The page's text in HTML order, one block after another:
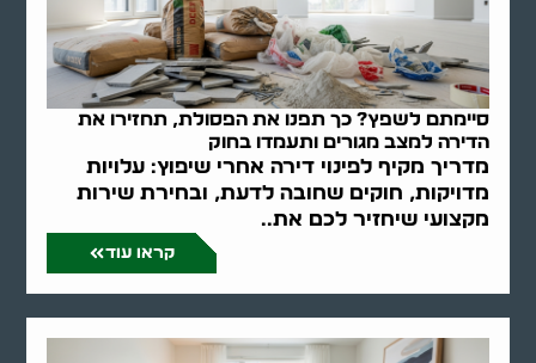
סיימתם לשפץ? כך תפנו את הפסולת, תחזירו את
הדירה למצב מגורים ותעמדו בחוק
מדריך מקיף לפינוי דירה אחרי שיפוץ: עלויות
מדויקות, חוקים שחובה לדעת, ובחירת שירות
מקצועי שיחזיר לכם את..
קראו עוד